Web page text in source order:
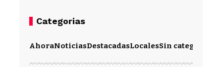
Categorias
AhoraNoticiasDestacadasLocalesSin categoría